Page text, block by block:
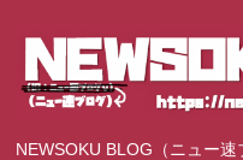
NEWSOKU BLOG（ニュー